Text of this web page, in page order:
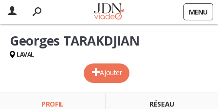
MENU
Ajouter
Georges TARAKDJIAN
LAVAL
PROFIL RÉSEAU